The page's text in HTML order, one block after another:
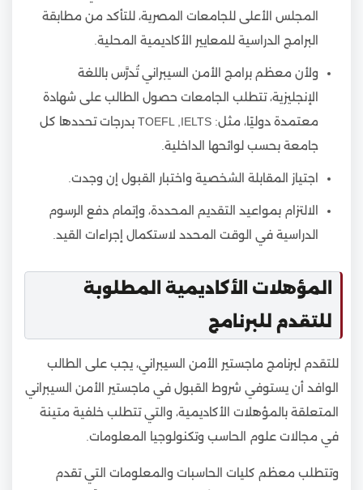
المجلس الأعلى للجامعات المصرية، للتأكد من مطابقة
البرامج الدراسية للمعايير الأكاديمية المحلية.
ولأن معظم برامج الأمن السيبراني تُدرَّس باللغة
الإنجليزية، تتطلب الجامعات حصول الطالب على شهادة
معتمدة دوليًا، مثل: TOEFL ,IELTS بدرجات تحددها كل
جامعة بحسب لوائحها الداخلية.
اجتياز المقابلة الشخصية واختبار القبول إن وجدت.
الالتزام بمواعيد التقديم المحددة، وإتمام دفع الرسوم
الدراسية في الوقت المحدد لاستكمال إجراءات القيد.
المؤهلات الأكاديمية المطلوبة
للتقدم للبرنامج
للتقدم لبرنامج ماجستير الأمن السيبراني، يجب على الطالب
الوافد أن يستوفي شروط القبول في ماجستير الأمن السيبراني
المتعلقة بالمؤهلات الأكاديمية، والتي تتطلب خلفية متينة
في مجالات علوم الحاسب وتكنولوجيا المعلومات.
وتتطلب معظم كليات الحاسبات والمعلومات التي تقدم